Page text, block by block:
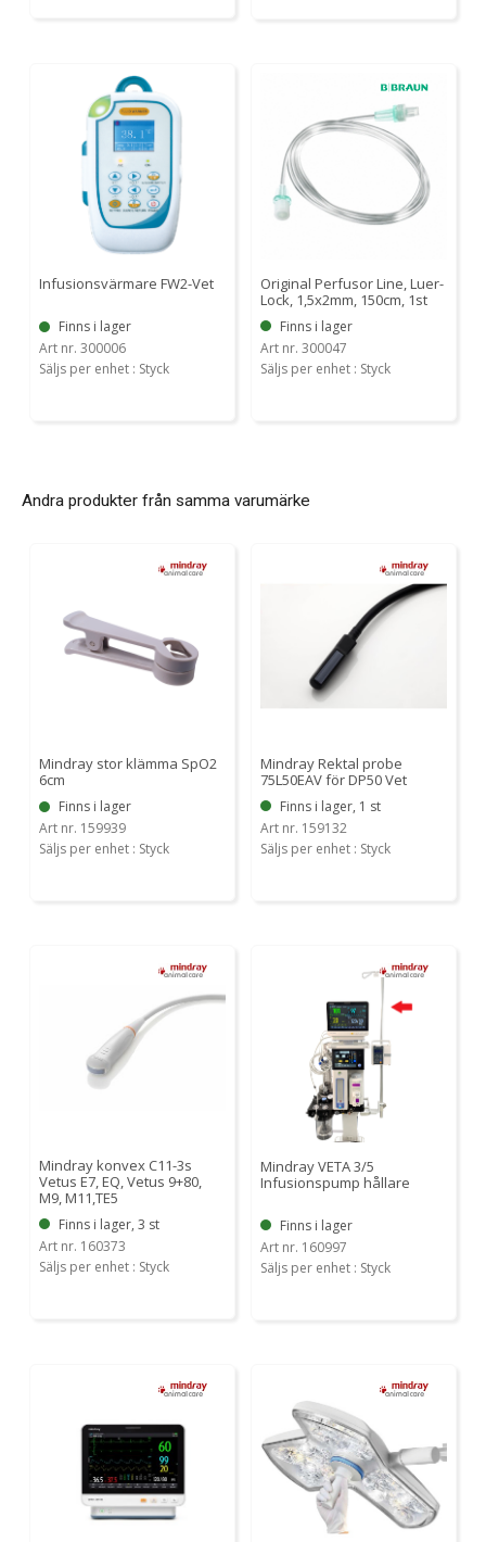
Infusionsvärmare FW2-Vet
Finns i lager
Art nr. 300006
Säljs per enhet : Styck
Original Perfusor Line, Luer-
Lock, 1,5x2mm, 150cm, 1st
Finns i lager
Art nr. 300047
Säljs per enhet : Styck
Andra produkter från samma varumärke
Mindray stor klämma SpO2
6cm
Finns i lager
Art nr. 159939
Säljs per enhet : Styck
Mindray Rektal probe
75L50EAV för DP50 Vet
Finns i lager, 1 st
Art nr. 159132
Säljs per enhet : Styck
Mindray konvex C11-3s
Vetus E7, EQ, Vetus 9+80,
M9, M11,TE5
Finns i lager, 3 st
Art nr. 160373
Säljs per enhet : Styck
Mindray VETA 3/5
Infusionspump hållare
Finns i lager
Art nr. 160997
Säljs per enhet : Styck